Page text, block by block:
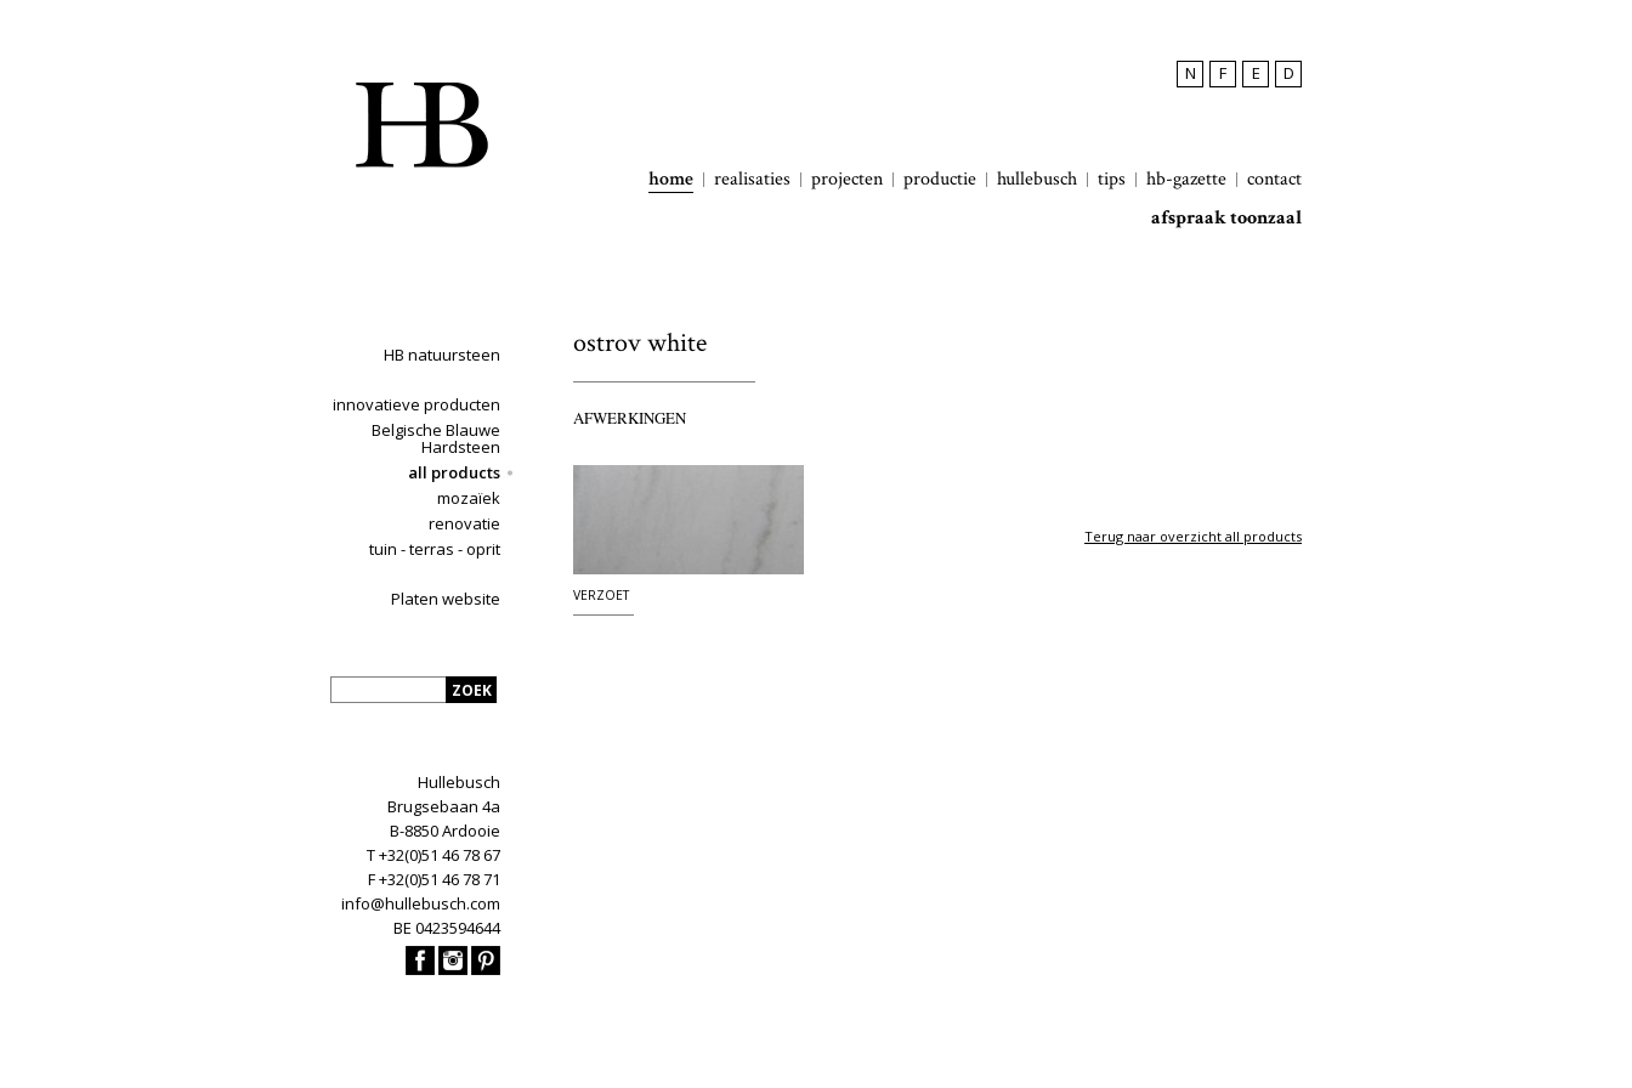
N F E D
home realisaties projecten productie hullebusch tips hb-gazette
contact
afspraak toonzaal
HB natuursteen
innovatieve producten
Belgische Blauwe
Hardsteen
all products
mozaïek
renovatie
tuin - terras - oprit
Platen website
Hullebusch
Brugsebaan 4a
B-8850 Ardooie
T +32(0)51 46 78 67
F +32(0)51 46 78 71
info@hullebusch.com
BE 0423594644
ostrov white
AFWERKINGEN
VERZOET
Terug naar overzicht all products